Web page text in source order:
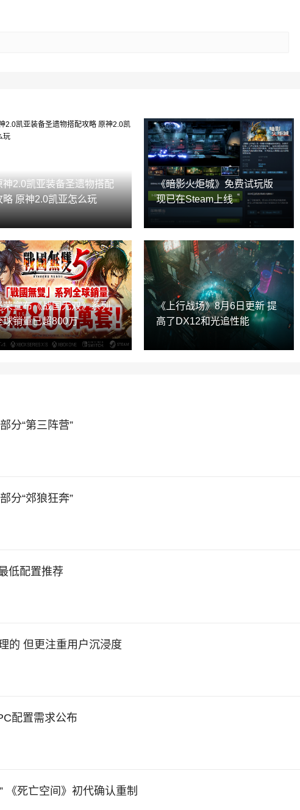
神2.0凯亚装备圣遗物搭配
略 原神2.0凯亚怎么玩
《暗影火炬城》免费试玩版
现已在Steam上线
荣宣布《战国无双》系列
球销量已超800万
《上行战场》8月6日更新 提
高了DX12和光追性能
分“第三阵营”
分“郊狼狂奔”
低配置推荐
的 但更注重用户沉浸度
配置需求公布
《死亡空间》初代确认重制